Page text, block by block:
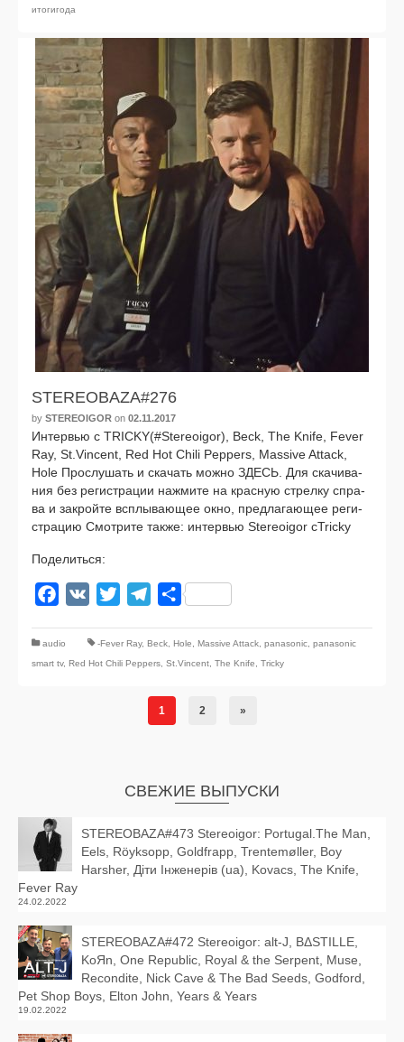
итогигода
STEREOBAZA#276
by STEREOIGOR on 02.11.2017
Интервью с TRICKY(#Stereoigor), Beck, The Knife, Fever
Ray, St.Vincent, Red Hot Chili Peppers, Massive Attack,
Hole Прослушать и ска­чать мож­но ЗДЕСЬ. Для ска­чи­ва­
ния без реги­стра­ции нажми­те на крас­ную стрел­ку спра­
ва и закрой­те всплы­ва­ю­щее окно, пред­ла­га­ю­щее реги­
стра­цию Смотрите так­же: интер­вью Stereoigor cTricky
Поделиться:
Facebook
VK Twitter TelegramОтправить
audio -Fever Ray, Beck Hole Massive Attack panasonic panasonic
smart tv, Red Hot Chili Peppers St.Vincent The Knife Tricky
1 2 »
СВЕЖИЕ ВЫПУСКИ
STEREOBAZA#473 Stereoigor: Portugal.The Man,
Eels, Röyksopp, Goldfrapp, Trentemøller, Boy
Harsher, Діти Інженерів (ua), Kovacs, The Knife,
Fever Ray
24.02.2022
STEREOBAZA#472 Stereoigor: alt‑J, BΔSTILLE,
KoЯn, One Republic, Royal & the Serpent, Muse,
Recondite, Nick Cave & The Bad Seeds, Godford,
Pet Shop Boys, Elton John, Years & Years
19.02.2022